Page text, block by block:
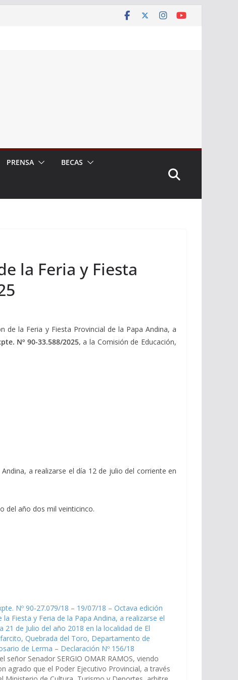
PRENSA BECAS
la Feria y Fiesta
de la Feria y Fiesta Provincial de la Papa Andina, a
Nº 90-33.588/2025,a la Comisión de Educación,
a realizarse el día 12 de julio del corriente en
del año dos mil veinticinco.
Nº 90-27.079/18 – 19/07/18 – Octava edición
la Fiesta y Feria de la Papa Andina, a realizarse el
21 de Julio del año 2018 en la localidad de El
Quebrada del Toro, Departamento de
de Lerma – Declaración Nº 156/18
señor Senador SERGIO OMAR RAMOS, viendo
agrado que el Poder Ejecutivo Provincial, a través